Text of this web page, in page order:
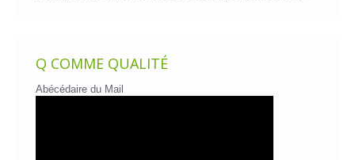
Q COMME QUALITÉ
Abécédaire du Mail